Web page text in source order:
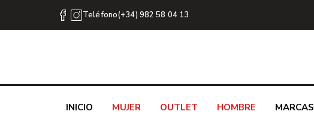
Teléfono(+34) 982 58 04 13
INICIO MUJER OUTLET HOMBRE MARCAS